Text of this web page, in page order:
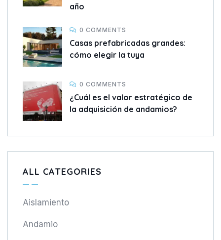
año
0 COMMENTS
Casas prefabricadas grandes:
cómo elegir la tuya
0 COMMENTS
¿Cuál es el valor estratégico de
la adquisición de andamios?
ALL CATEGORIES
Aislamiento
Andamio